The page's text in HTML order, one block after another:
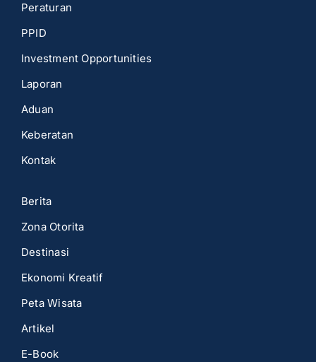
Peraturan
PPID
Investment Opportunities
Laporan
Aduan
Keberatan
Kontak
Berita
Zona Otorita
Destinasi
Ekonomi Kreatif
Peta Wisata
Artikel
E-Book